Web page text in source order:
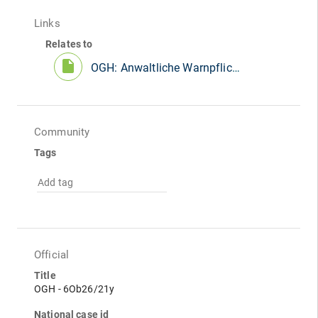
Links
Relates to
insert_drive_file OGH: Anwaltliche Warnpflicht bei möglicher Einlagenrückgewähr
Community
Tags
Add tag
Official
Title
OGH - 6Ob26/21y
National case id